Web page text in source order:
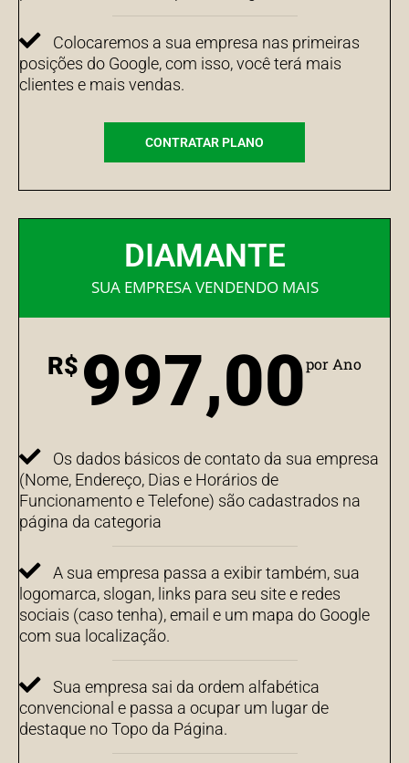
Colocaremos a sua empresa nas primeiras
posições do Google, com isso, você terá mais
clientes e mais vendas.
CONTRATAR PLANO
DIAMANTE
SUA EMPRESA VENDENDO MAIS
R$ 997,00por Ano
Os dados básicos de contato da sua empresa
(Nome, Endereço, Dias e Horários de
Funcionamento e Telefone) são cadastrados na
página da categoria
A sua empresa passa a exibir também, sua
logomarca, slogan, links para seu site e redes
sociais (caso tenha), email e um mapa do Google
com sua localização.
Sua empresa sai da ordem alfabética
convencional e passa a ocupar um lugar de
destaque no Topo da Página.